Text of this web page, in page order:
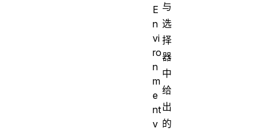
与
选
择
器
中
给
出
的
E
n
vi
ro
n
m
e
nt
v